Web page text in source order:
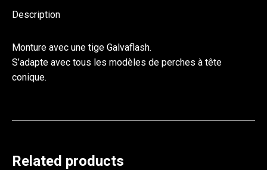
Description
Monture avec une tige Galvaflash.
S’adapte avec tous les modèles de perches à tête
conique.
Related products